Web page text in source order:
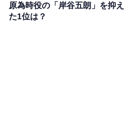
原為時役の「岸谷五朗」を抑え
た1位は？